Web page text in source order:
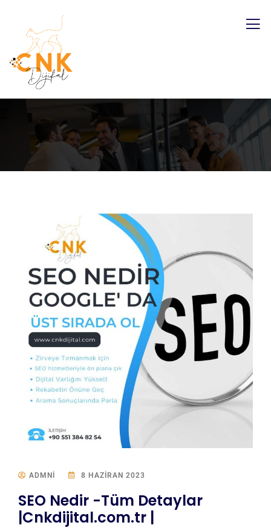
ADMNI 8 HAZIRAN 2023
SEO Nedir -Tüm Detaylar
|Cnkdijital.com.tr |